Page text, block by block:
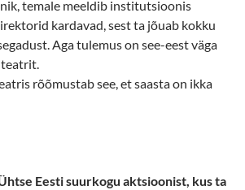
temale meeldib institutsioonis
kardavad, sest ta jõuab kokku
Aga tulemus on see-eest väga
teatrit.
rõõmustab see, et saasta on ikka
Eesti suurkogu aktsioonist, kus ta